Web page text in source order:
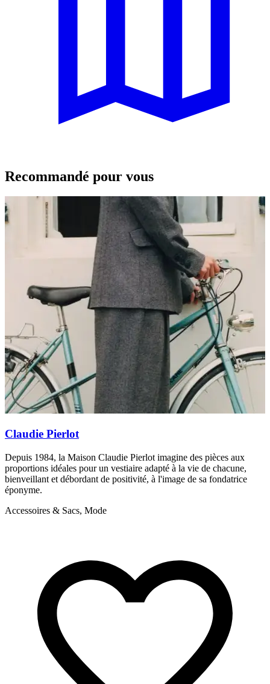
Recommandé pour vous
Claudie Pierlot
Depuis 1984, la Maison Claudie Pierlot imagine des pièces aux
proportions idéales pour un vestiaire adapté à la vie de chacune,
bienveillant et débordant de positivité, à l'image de sa fondatrice
éponyme.
Accessoires & Sacs, Mode